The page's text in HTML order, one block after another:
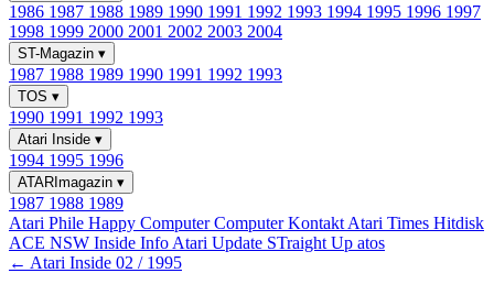
1986 1987 1988 1989 1990 1991 1992 1993 1994 1995 1996 1997
1998 1999 2000 2001 2002 2003 2004
ST-Magazin ▾
1987 1988 1989 1990 1991 1992 1993
TOS ▾
1990 1991 1992 1993
Atari Inside ▾
1994 1995 1996
ATARImagazin ▾
1987 1988 1989
Atari Phile Happy ComputerComputer Kontakt Atari Times Hitdisk
ACE NSW Inside Info Atari Update STraight Up atos
← Atari Inside 02 / 1995